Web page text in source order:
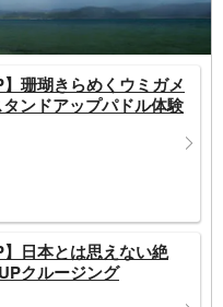
】珊瑚きらめくウミガメ
ンドアップパドル体験
】日本とは思えない絶
クルージング